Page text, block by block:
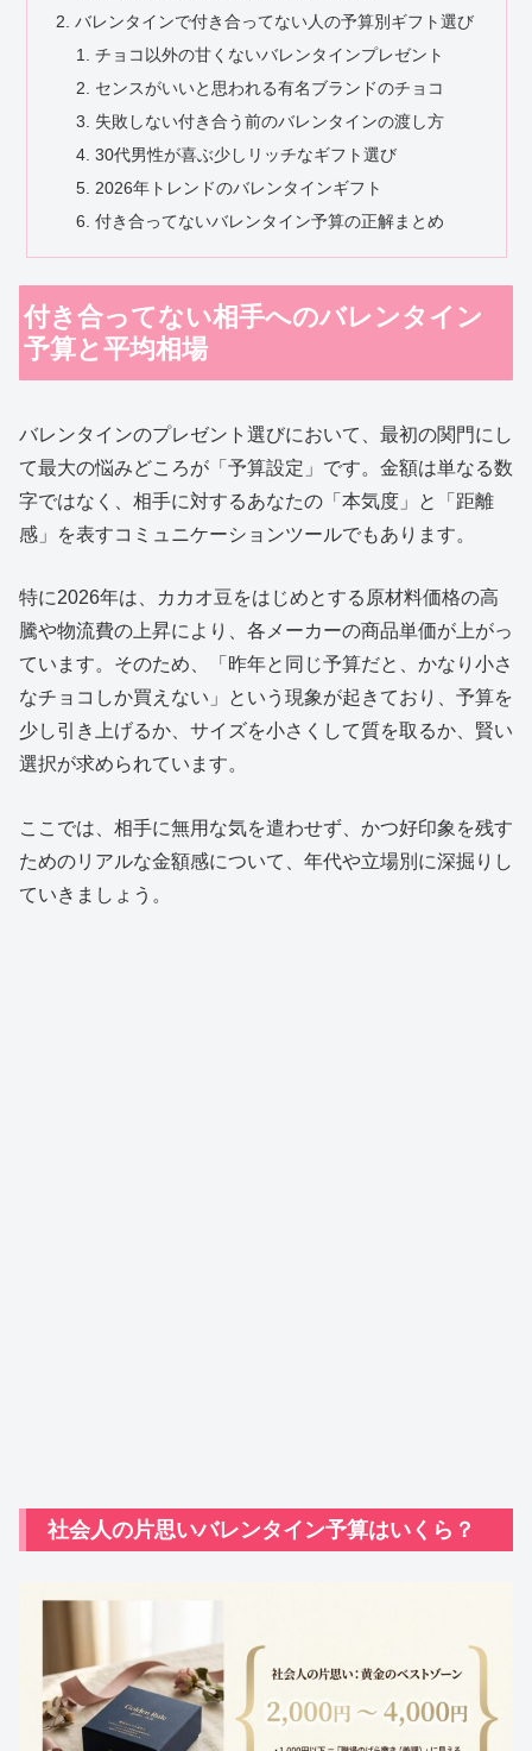
バレンタインで付き合ってない人の予算別ギフト選び
チョコ以外の甘くないバレンタインプレゼント
センスがいいと思われる有名ブランドのチョコ
失敗しない付き合う前のバレンタインの渡し方
30代男性が喜ぶ少しリッチなギフト選び
2026年トレンドのバレンタインギフト
付き合ってないバレンタイン予算の正解まとめ
付き合ってない相手へのバレンタイン
予算と平均相場
バレンタインのプレゼント選びにおいて、最初の関門にし
て最大の悩みどころが「予算設定」です。金額は単なる数
字ではなく、相手に対するあなたの「本気度」と「距離
感」を表すコミュニケーションツールでもあります。
特に2026年は、カカオ豆をはじめとする原材料価格の高
騰や物流費の上昇により、各メーカーの商品単価が上がっ
ています。そのため、「昨年と同じ予算だと、かなり小さ
なチョコしか買えない」という現象が起きており、予算を
少し引き上げるか、サイズを小さくして質を取るか、賢い
選択が求められています。
ここでは、相手に無用な気を遣わせず、かつ好印象を残す
ためのリアルな金額感について、年代や立場別に深掘りし
ていきましょう。
社会人の片思いバレンタイン予算はいくら？